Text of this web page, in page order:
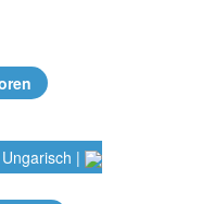
Ungarisch |